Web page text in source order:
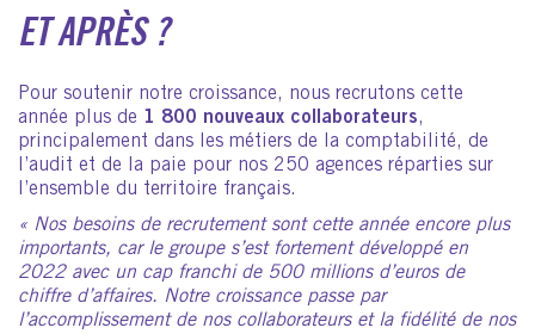
ET APRÈS ?
Pour soutenir notre croissance, nous recrutons cette
année plus de 1 800 nouveaux collaborateurs,
principalement dans les métiers de la comptabilité, de
l’audit et de la paie pour nos 250 agences réparties sur
l’ensemble du territoire français.
« Nos besoins de recrutement sont cette année encore plus
importants, car le groupe s’est fortement développé en
2022 avec un cap franchi de 500 millions d’euros de
chiffre d’affaires. Notre croissance passe par
l’accomplissement de nos collaborateurs et la fidélité de nos